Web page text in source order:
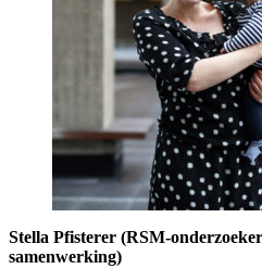
Stella Pfisterer (RSM-
samenwerking)